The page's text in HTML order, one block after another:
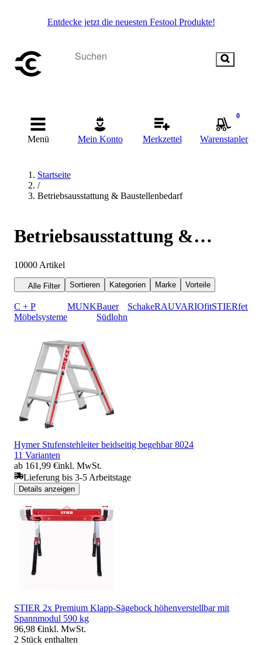
Entdecke jetzt die neuesten Festool Produkte!
Menü Mein Konto Merkzettel
0
Warenstapler
Startseite
/
Betriebsausstattung & Baustellenbedarf
Betriebsausstattung &
Baustellenbedarf
10000 Artikel
Alle Filter Sortieren Kategorien Marke Vorteile
C + P
Möbelsysteme
MUNKBauer
Südlohn
SchakeRAUVARIOfitSTIERfetra
Hymer Stufenstehleiter beidseitig begehbar 8024
11 Varianten
ab 161,99 €inkl. MwSt.
Lieferung bis 3-5 Arbeitstage
Details anzeigen
STIER 2x Premium Klapp-Sägebock höhenverstellbar mit
Spannmodul 590 kg
96,98 €inkl. MwSt.
2 Stück enthalten